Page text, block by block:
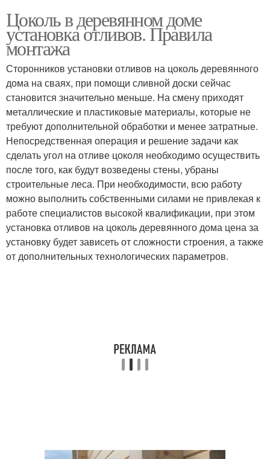
Цоколь в деревянном доме
установка отливов. Правила
монтажа
Сторонников установки отливов на цоколь деревянного
дома на сваях, при помощи сливной доски сейчас
становится значительно меньше. На смену приходят
металлические и пластиковые материалы, которые не
требуют дополнительной обработки и менее затратные.
Непосредственная операция и решение задачи как
сделать угол на отливе цоколя необходимо осуществить
после того, как будут возведены стены, убраны
строительные леса. При необходимости, всю работу
можно выполнить собственными силами не привлекая к
работе специалистов высокой квалификации, при этом
установка отливов на цоколь деревянного дома цена за
установку будет зависеть от сложности строения, а также
от дополнительных технологических параметров.